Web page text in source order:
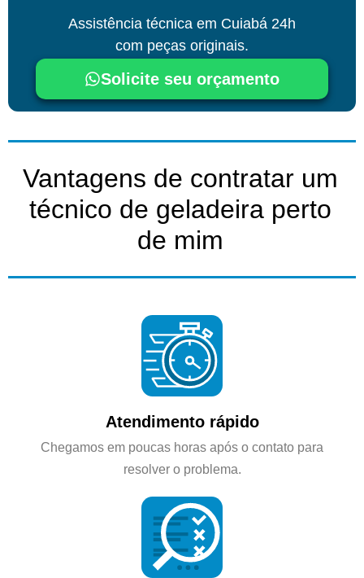
Assistência técnica em Cuiabá 24h
com peças originais.
Solicite seu orçamento
Vantagens de contratar um
técnico de geladeira perto
de mim
Atendimento rápido
Chegamos em poucas horas após o contato para
resolver o problema.